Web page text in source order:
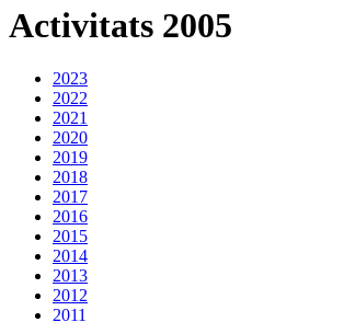
Activitats 2005
2023
2022
2021
2020
2019
2018
2017
2016
2015
2014
2013
2012
2011